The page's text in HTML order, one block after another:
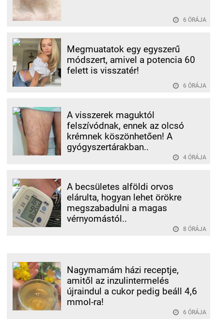
6 ÓRÁJA
Megmuatatok egy egyszerű
módszert, amivel a potencia 60
felett is visszatér!
6 ÓRÁJA
A visszerek maguktól
felszívódnak, ennek az olcsó
krémnek köszönhetően! A
gyógyszertárakban..
4 ÓRÁJA
A becsületes alföldi orvos
elárulta, hogyan lehet örökre
megszabadulni a magas
vérnyomástól..
8 ÓRÁJA
Nagymamám házi receptje,
amitől az inzulintermelés
újraindul a cukor pedig beáll 4,6
mmol-ra!
6 ÓRÁJA